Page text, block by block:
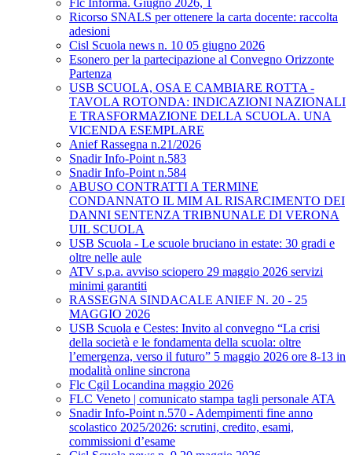
Flc Informa. Giugno 2026, 1
Ricorso SNALS per ottenere la carta docente: raccolta
adesioni
Cisl Scuola news n. 10 05 giugno 2026
Esonero per la partecipazione al Convegno Orizzonte
Partenza
USB SCUOLA, OSA E CAMBIARE ROTTA -
TAVOLA ROTONDA: INDICAZIONI NAZIONALI
E TRASFORMAZIONE DELLA SCUOLA. UNA
VICENDA ESEMPLARE
Anief Rassegna n.21/2026
Snadir Info-Point n.583
Snadir Info-Point n.584
ABUSO CONTRATTI A TERMINE
CONDANNATO IL MIM AL RISARCIMENTO DEI
DANNI SENTENZA TRIBNUNALE DI VERONA
UIL SCUOLA
USB Scuola - Le scuole bruciano in estate: 30 gradi e
oltre nelle aule
ATV s.p.a. avviso sciopero 29 maggio 2026 servizi
minimi garantiti
RASSEGNA SINDACALE ANIEF N. 20 - 25
MAGGIO 2026
USB Scuola e Cestes: Invito al convegno “La crisi
della società e le fondamenta della scuola: oltre
l’emergenza, verso il futuro” 5 maggio 2026 ore 8-13 in
modalità online sincrona
Flc Cgil Locandina maggio 2026
FLC Veneto | comunicato stampa tagli personale ATA
Snadir Info-Point n.570 - Adempimenti fine anno
scolastico 2025/2026: scrutini, credito, esami,
commissioni d’esame